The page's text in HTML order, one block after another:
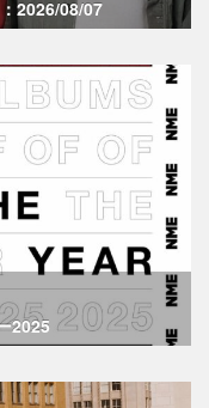
2026/08/07
2025